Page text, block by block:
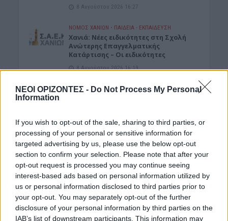
ΝΕΟΙ ΟΡΙΖΟΝΤΕΣ - Do Not Process My Personal
Information
If you wish to opt-out of the sale, sharing to third parties, or
processing of your personal or sensitive information for
targeted advertising by us, please use the below opt-out
section to confirm your selection. Please note that after your
opt-out request is processed you may continue seeing
interest-based ads based on personal information utilized by
us or personal information disclosed to third parties prior to
your opt-out. You may separately opt-out of the further
disclosure of your personal information by third parties on the
IAB’s list of downstream participants. This information may
8 Αυγούστου 2026 16:27
ΝΟΜΌΣ ΧΑΝΊΩΝ • ΠΑΙΔΕΙΑ - ΕΚΠΑΙΔΕΥΣΗ
Χανιά: Νέες ειδικότητες στη Σχολή
Ανώτερης Επαγγελματικής
Κατάρτισης – Οι ειδικότητες
8 Αυγούστου 2026 16:19
ΓΕΎΣΗ - ΨΥΧΑΓΩΓΊΑ
8 Αυγούστου 2026 14:03
ΓΕΎΣΗ - ΨΥΧΑΓΩΓΊΑ
Kίσαμος: Κρητικό γλέντι με τον
Αντώνη Μαρτσάκη και το συγκρότημά
του στον Κάμπο
8 Αυγούστου 2026 13:59
ΚΡΗΤΗ • ΝΕΟΙ ΟΡΙΖΟΝΤΕΣ